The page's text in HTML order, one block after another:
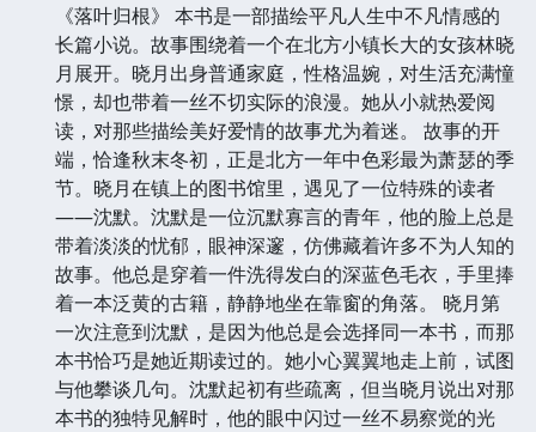
《落叶归根》 本书是一部描绘平凡人生中不凡情感的
长篇小说。故事围绕着一个在北方小镇长大的女孩林晓
月展开。晓月出身普通家庭，性格温婉，对生活充满憧
憬，却也带着一丝不切实际的浪漫。她从小就热爱阅
读，对那些描绘美好爱情的故事尤为着迷。 故事的开
端，恰逢秋末冬初，正是北方一年中色彩最为萧瑟的季
节。晓月在镇上的图书馆里，遇见了一位特殊的读者
——沈默。沈默是一位沉默寡言的青年，他的脸上总是
带着淡淡的忧郁，眼神深邃，仿佛藏着许多不为人知的
故事。他总是穿着一件洗得发白的深蓝色毛衣，手里捧
着一本泛黄的古籍，静静地坐在靠窗的角落。 晓月第
一次注意到沈默，是因为他总是会选择同一本书，而那
本书恰巧是她近期读过的。她小心翼翼地走上前，试图
与他攀谈几句。沈默起初有些疏离，但当晓月说出对那
本书的独特见解时，他的眼中闪过一丝不易察觉的光